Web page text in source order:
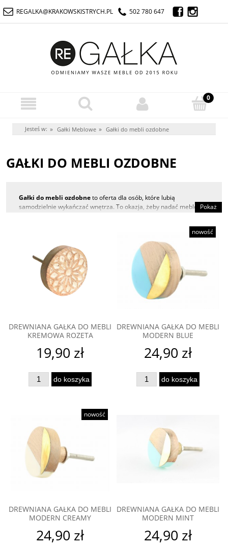
REGALKA@KRAKOWSKISTRYCH.PL 502 780 647
Jesteś w: » Gałki Meblowe » Gałki do mebli ozdobne
GAŁKI DO MEBLI OZDOBNE
Gałki do mebli ozdobneto oferta dla osób, które lubią
samodzielnie wykańczać wnętrza. To okazja, żeby nadać meblom
jest to element bardzo łatwy w montażu, modyfikacja szuflad i
Pokaż
DREWNIANA GAŁKA DO MEBLI
KREMOWA ROZETA
19,90 zł
do koszyka
DREWNIANA GAŁKA DO MEBLI
MODERN BLUE
24,90 zł
do koszyka
nowość
DREWNIANA GAŁKA DO MEBLI
MODERN CREAMY
24,90 zł
nowość
DREWNIANA GAŁKA DO MEBLI
MODERN MINT
24,90 zł